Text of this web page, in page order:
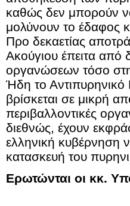
καθώς δεν μπορούν
μολύνουν το έδαφος
Προ δεκαετίας
Ακούγιου έπειτα από
οργανώσεων τόσο
Ήδη το
βρίσκεται σε μικρή
περιβαλλοντικές
διεθνώς, έχουν
ελληνική κυβέρνηση
κατασκευή του
Ερωτώνται οι κκ.